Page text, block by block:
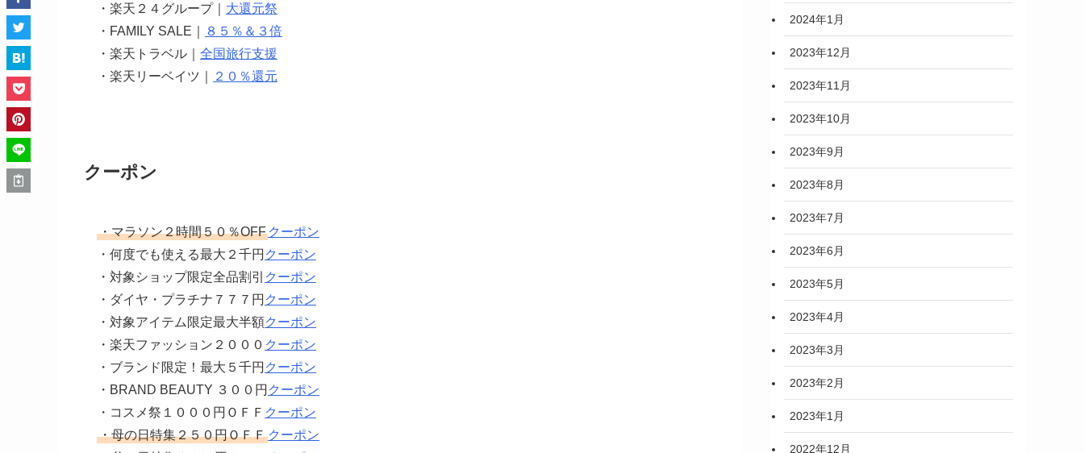
・楽天２４グループ｜ 大還元祭
・FAMILY SALE｜
８５％＆３倍
・楽天トラベル｜ 全国旅行支援
・楽天リーベイツ｜
２０％還元
クーポン
・マラソン２時間５０％OFF クーポン
・何度でも使える最大２千円 クーポン
・対象ショップ限定全品割引 クーポン
・ダイヤ・プラチナ７７７円 クーポン
・対象アイテム限定最大半額クーポン
・楽天ファッション２０００ クーポン
・ブランド限定！最大５千円 クーポン
・BRAND BEAUTY ３００円 クーポン
・コスメ祭１０００円ＯＦＦ クーポン
・母の日特集２５０円ＯＦＦ クーポン
2024年1月
2023年12月
2023年11月
2023年10月
2023年9月
2023年8月
2023年7月
2023年6月
2023年5月
2023年4月
2023年3月
2023年2月
2023年1月
2022年12月